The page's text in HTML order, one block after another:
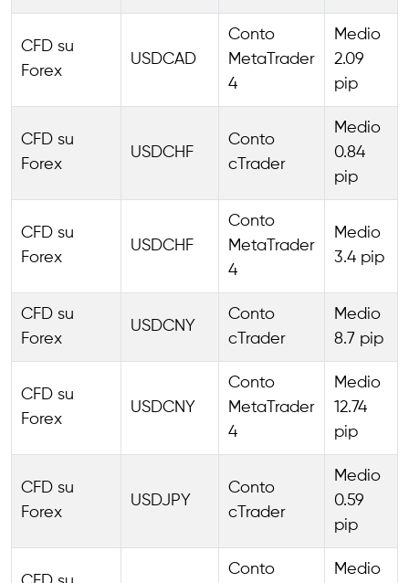
CFD su
Forex
USDCAD
Conto
MetaTrader
4
Medio
2.09
pip
CFD su
Forex
USDCHF
Conto
cTrader
Medio
0.84
pip
CFD su
Forex
USDCHF
Conto
MetaTrader
4
Medio
3.4 pip
CFD su
Forex
USDCNY
Conto
cTrader
Medio
8.7 pip
CFD su
Forex
USDCNY
Conto
MetaTrader
4
Medio
12.74
pip
CFD su
Forex
USDJPY
Conto
cTrader
Medio
0.59
pip
Conto Medio